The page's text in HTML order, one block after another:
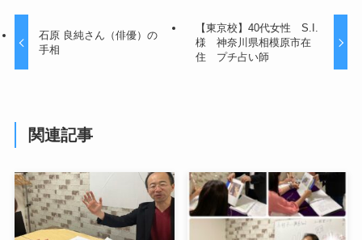
石原 良純さん（俳優）の
手相
【東京校】40代女性 S.I.
様 神奈川県相模原市在
住 プチ占い師
関連記事